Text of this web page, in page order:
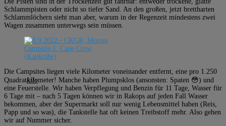
Schlammpisten oder nicht so tiefer Sand. An den großen, jetzt brettharten
Schlammlöchern sieht man aber, warum in der Regenzeit mindestens zwei
Wagen zusammen unterwegs sein müssen.
Die Campsites liegen viele Kilometer voneinander entfernt, eine pro 1.250
Quadratkilometer! Manche haben Plumpsklos (ansonsten: Spaten 😳) und
eine Feuerstelle. Wir haben Verpflegung und Benzin für 11 Tage, Wasser für
6 Tage mit – nach 5 Tagen können wir in Rakops auf jeden Fall Wasser
bekommen, aber der Supermarkt soll nur wenig Lebensmittel haben (Reis,
Papp und so was), die Tankstelle hat oft keinen Treibstoff mehr. Also gehen
wir auf Nummer sicher.